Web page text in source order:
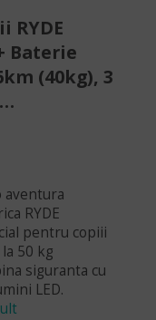
RYDE
Baterie
(40kg), 3
RYDE
pentru copiii
50 kg
siguranta cu
LED.